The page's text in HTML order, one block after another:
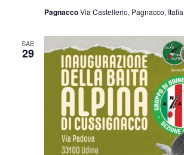
PagnaccoVia Castellerio, Pagnacco, Italia
SAB
29